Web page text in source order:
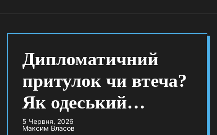
Дипломатичний
притулок чи втеча?
Як одеський
забудовник Олег
5 Червня, 2026
Максим Власов